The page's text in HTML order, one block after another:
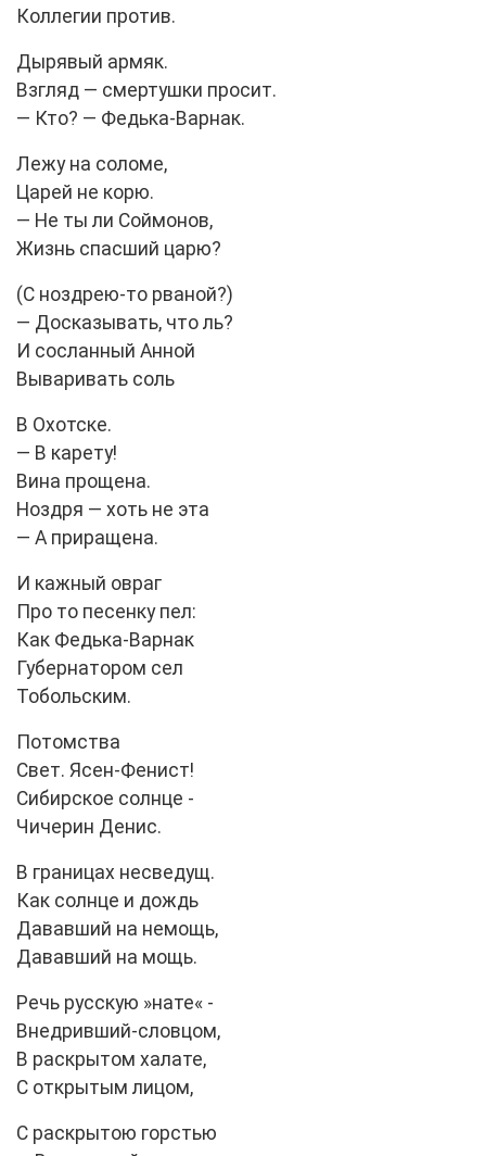
Коллегии против.
Дырявый армяк.
Взгляд — смертушки просит.
— Кто? — Федька-Варнак.
Лежу на соломе,
Царей не корю.
— Не ты ли Соймонов,
Жизнь спасший царю?
(С ноздрею-то рваной?)
— Досказывать, что ль?
И сосланный Анной
Вываривать соль
В Охотске.
— В карету!
Вина прощена.
Ноздря — хоть не эта
— А приращена.
И кажный овраг
Про то песенку пел:
Как Федька-Варнак
Губернатором сел
Тобольским.
Потомства
Свет. Ясен-Фенист!
Сибирское солнце -
Чичерин Денис.
В границах несведущ.
Как солнце и дождь
Дававший на немощь,
Дававший на мощь.
Речь русскую »нате« -
Внедривший-словцом,
В раскрытом халате,
С открытым лицом,
С раскрытою горстью